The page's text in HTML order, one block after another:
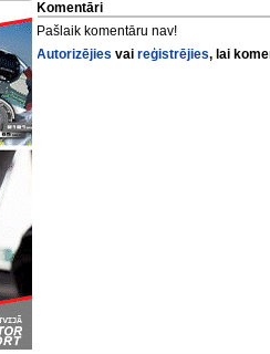
Komentāri
Pašlaik komentāru nav!
Autorizējies vaireģistrējies, lai